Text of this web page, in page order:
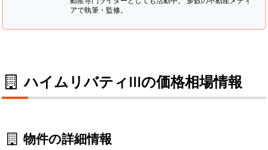
アで執筆・監修。
ハイムリバティIIIの価格相場情報
物件の詳細情報